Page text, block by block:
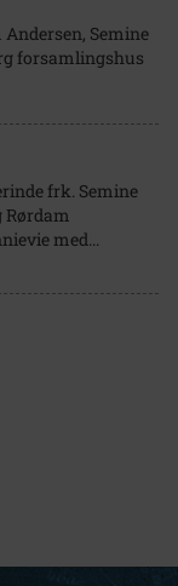
Semine
forsamlingshus
frk. Semine
med...